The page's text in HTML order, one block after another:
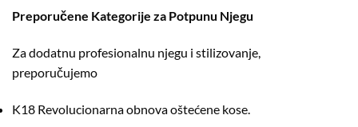
Preporučene Kategorije za Potpunu Njegu
Za dodatnu profesionalnu njegu i stilizovanje,
preporučujemo
K18 Revolucionarna obnova oštećene kose.